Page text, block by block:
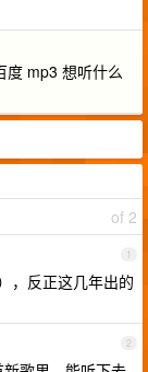
度 mp3 想听什么
of 2
1
，反正这几年出的
2